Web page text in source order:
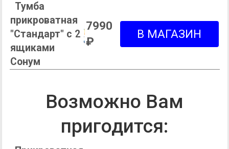
Тумба
прикроватная
"Стандарт" с 2
ящиками
Сонум
7990
₽
Возможно Вам
пригодится: